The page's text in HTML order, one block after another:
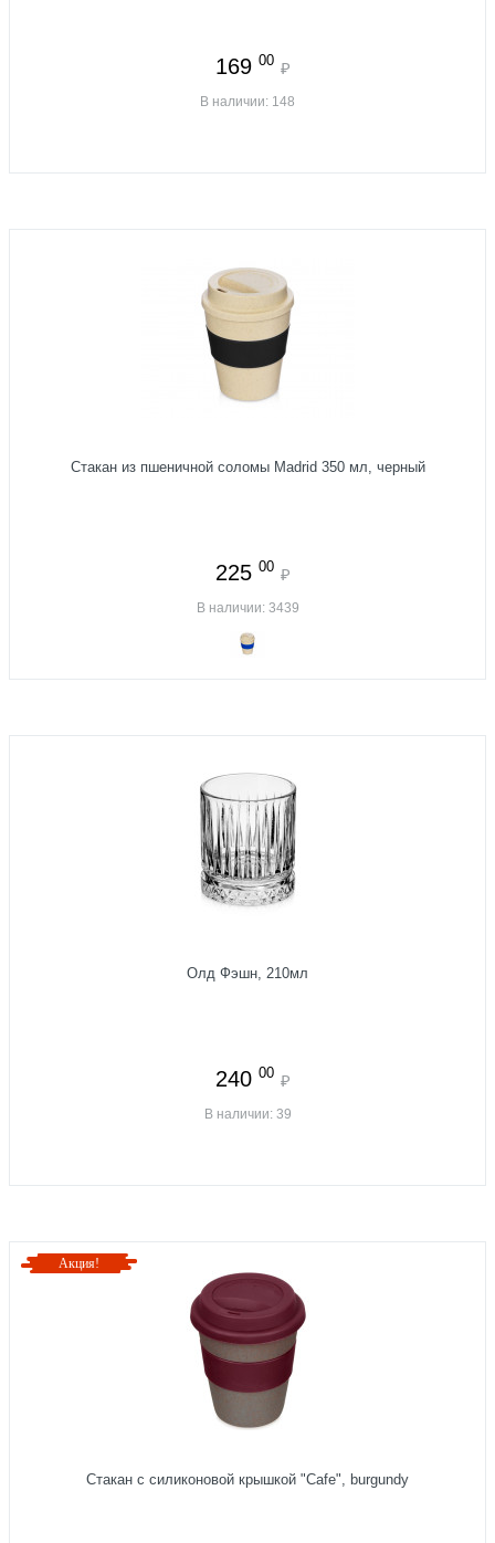
169 00 ₽
В наличии: 148
Стакан из пшеничной соломы Madrid 350 мл, черный
225 00 ₽
В наличии: 3439
Олд Фэшн, 210мл
240 00 ₽
В наличии: 39
Акция!
Стакан с силиконовой крышкой "Cafe", burgundy